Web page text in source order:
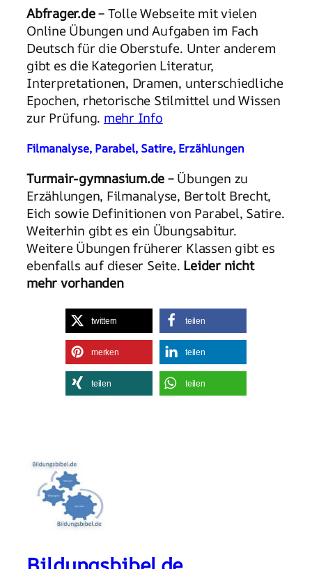
Abfrager.de– Tolle Webseite mit vielen
Online Übungen und Aufgaben im Fach
Deutsch für die Oberstufe. Unter anderem
gibt es die Kategorien Literatur,
Interpretationen, Dramen, unterschiedliche
Epochen, rhetorische Stilmittel und Wissen
zur Prüfung. mehr Info
Filmanalyse, Parabel, Satire, Erzählungen
Turmair-gymnasium.de– Übungen zu
Erzählungen, Filmanalyse, Bertolt Brecht,
Eich sowie Definitionen von Parabel, Satire.
Weiterhin gibt es ein Übungsabitur.
Weitere Übungen früherer Klassen gibt es
ebenfalls auf dieser Seite. Leider nicht
mehr vorhanden
twittern teilen
merken teilen
teilen teilen